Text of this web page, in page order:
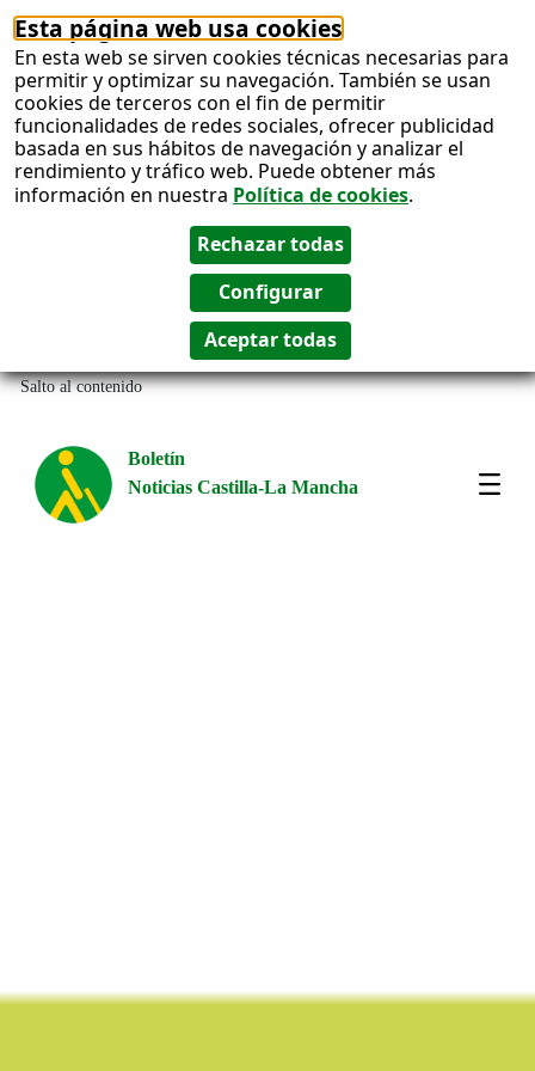
Esta página web usa cookies
En esta web se sirven cookies técnicas necesarias para
permitir y optimizar su navegación. También se usan
cookies de terceros con el fin de permitir
funcionalidades de redes sociales, ofrecer publicidad
basada en sus hábitos de navegación y analizar el
rendimiento y tráfico web. Puede obtener más
información en nuestra Política de cookies.
Salto al contenido
Boletín
Noticias Castilla-La Mancha